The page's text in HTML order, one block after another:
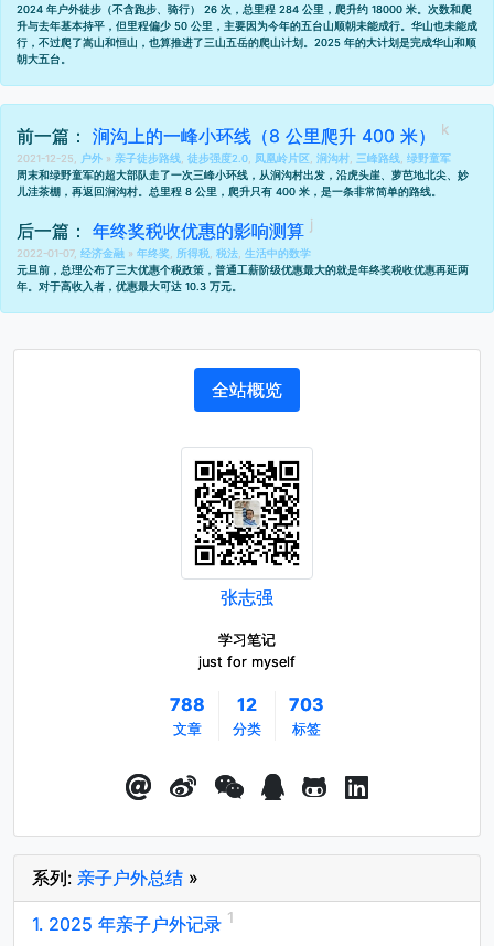
2024 年户外徒步（不含跑步、骑行） 26 次，总里程 284 公里，爬升约 18000 米。次数和爬
升与去年基本持平，但里程偏少 50 公里，主要因为今年的五台山顺朝未能成行。华山也未能成
行，不过爬了嵩山和恒山 ，也算推进了三山五岳的爬山计划
。2025 年的大计划是完成华山和顺
朝大五台。
前一篇： 涧沟上的一峰小环线（8 公里爬升 400 米）
2021-12-25, 户外 » 亲子徒步路线 徒步强度2.0 凤凰岭片区 涧沟村 三峰路线 绿野童军
周末和绿野童军的超大部队走了一次三峰小环线，从涧沟村出发，沿虎头崖、萝芭地北尖、妙
儿洼茶棚，再返回涧沟村。总里程 8 公里，爬升只有 400 米，是一条非常简单的路线。
后一篇： 年终奖税收优惠的影响测算
2022-01-07, 经济金融 » 年终奖 所得税 税法 生活中的数学
元旦前，总理公布了三大优惠个税政策，普通工薪阶级优惠最大的就是年终奖税收优惠再延两
年 。对于高收入者，优惠最大可达 10.3 万元。
全站概览
张志强
学习笔记
just for myself
788
文章
12
分类
703
标签
系列: 亲子户外总结 »
1. 2025 年亲子户外记录